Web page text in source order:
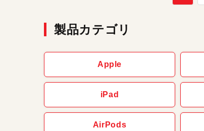
製品カテゴリ
Apple
iPad
AirPods